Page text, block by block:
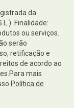
da
Finalidade:
ou serviços.
serão
retificação e
de acordo ao
mais
Política de